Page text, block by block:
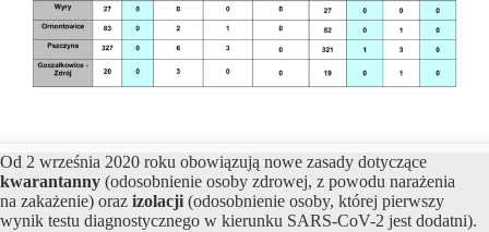
Od 2 września 2020 roku obowiązują nowe zasady dotyczące
kwarantanny (odosobnienie osoby zdrowej, z powodu narażenia
na zakażenie) oraz izolacji (odosobnienie osoby, której pierwszy
wynik testu diagnostycznego w kierunku SARS-CoV-2 jest dodatni).